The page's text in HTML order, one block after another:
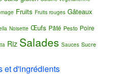
Fruits Fruits rouges Gâteaux
Noisette Œufs Pâté Pesto Poire
Riz Salades Sauces Sucre
et d'ingrédients